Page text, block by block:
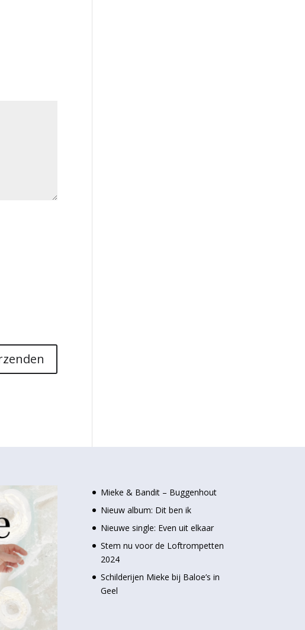
Mieke & Bandit – Buggenhout
Nieuw album: Dit ben ik
Nieuwe single: Even uit elkaar
Stem nu voor de Loftrompetten
2024
Schilderijen Mieke bij Baloe’s in
Geel